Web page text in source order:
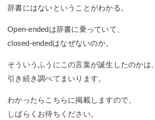
辞書にはないということがわかる。
Open-endedは辞書に乗っていて、
closed-endedはなぜないのか。
そういうふうにこの言葉が誕生したのかは、
引き続き調べてまいります。
わかったらこちらに掲載しますので、
しばらくお待ちください。